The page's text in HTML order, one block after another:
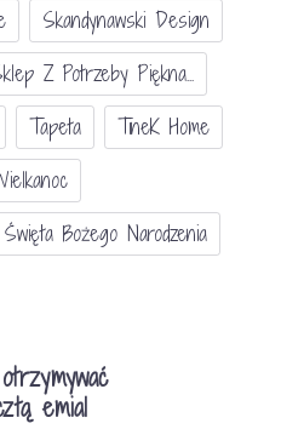
Skandynawski Design
Z Potrzeby Piękna...
Tapeta
TineK Home
Święta Bożego Narodzenia
emial